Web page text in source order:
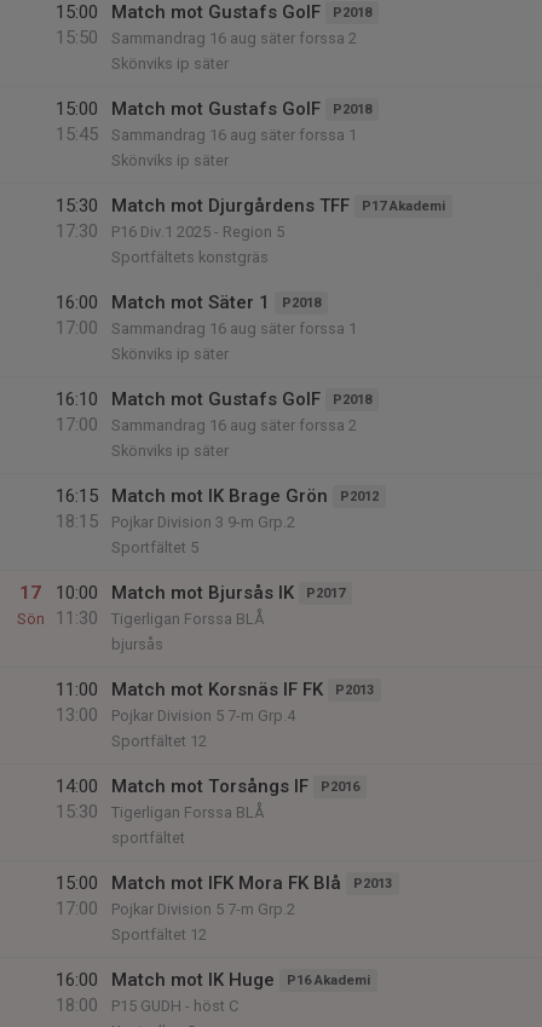
15:00
15:50
Match mot Gustafs GoIF P2018
Sammandrag 16 aug säter forssa 2
Skönviks ip säter
15:00
15:45
Match mot Gustafs GoIF P2018
Sammandrag 16 aug säter forssa 1
Skönviks ip säter
15:30
17:30
Match mot Djurgårdens TFF P17 Akademi
P16 Div.1 2025 - Region 5
Sportfältets konstgräs
16:00
17:00
Match mot Säter 1 P2018
Sammandrag 16 aug säter forssa 1
Skönviks ip säter
16:10
17:00
Match mot Gustafs GoIF P2018
Sammandrag 16 aug säter forssa 2
Skönviks ip säter
16:15
18:15
Match mot IK Brage Grön P2012
Pojkar Division 3 9-m Grp.2
Sportfältet 5
17
Sön
10:00
11:30
Match mot Bjursås IK P2017
Tigerligan Forssa BLÅ
bjursås
11:00
13:00
Match mot Korsnäs IF FK P2013
Pojkar Division 5 7-m Grp.4
Sportfältet 12
14:00
15:30
Match mot Torsångs IF P2016
Tigerligan Forssa BLÅ
sportfältet
15:00
17:00
Match mot IFK Mora FK Blå P2013
Pojkar Division 5 7-m Grp.2
Sportfältet 12
16:00
18:00
Match mot IK Huge P16 Akademi
P15 GUDH - höst C